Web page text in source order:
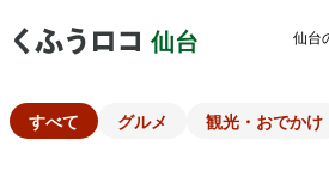
仙台 仙台
すべて グルメ 観光・おでかけ